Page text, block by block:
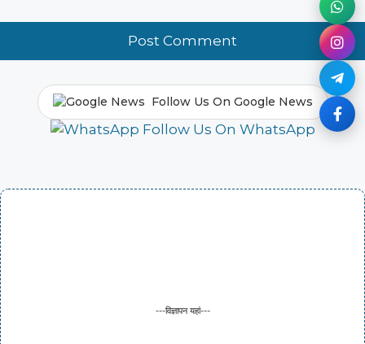
Follow Us On Google News
Follow Us On WhatsApp
---विज्ञापन यहां---